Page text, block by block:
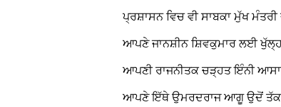
ਪ੍ਰਸ਼ਾਸਨ ਵਿਚ ਵੀ ਸਾਬਕਾ ਮੁੱਖ
ਆਪਣੇ ਜਾਨਸ਼ੀਨ ਸ਼ਿਵਕੁਮਾਰ ਲਈ
ਆਪਣੀ ਰਾਜਨੀਤਕ ਚੜ੍ਹਤ ਇੰਨੀ
ਆਪਣੇ ਇੱਥੇ ਉਮਰਦਰਾਜ ਆਗੂ ਉਦੋਂ ਤੱਕ